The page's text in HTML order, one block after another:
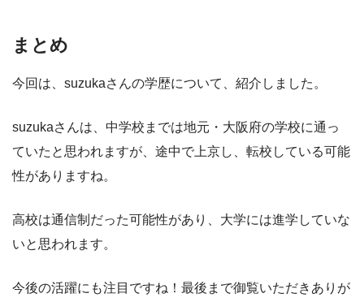
まとめ
今回は、suzukaさんの学歴について、紹介しました。
suzukaさんは、中学校までは地元・大阪府の学校に通っ
ていたと思われますが、途中で上京し、転校している可能
性がありますね。
高校は通信制だった可能性があり、大学には進学していな
いと思われます。
今後の活躍にも注目ですね！最後まで御覧いただきありが